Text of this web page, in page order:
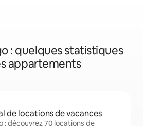
: quelques statistiques
appartements
de locations de vacances
: découvrez 70 locations de